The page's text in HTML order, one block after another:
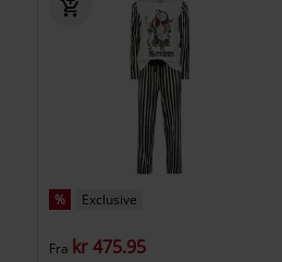
% Exclusive
Fra kr 475.95